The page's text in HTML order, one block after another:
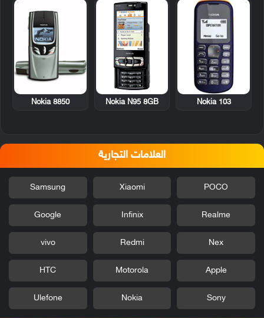
Nokia 103
Nokia N95 8GB
Nokia 8850
العلامات التجارية
POCO
Xiaomi
Samsung
Realme
Infinix
Google
Nex
Redmi
vivo
Apple
Motorola
HTC
Sony
Nokia
Ulefone